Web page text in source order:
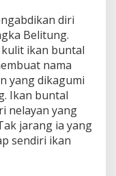
diri
Belitung.
ikan buntal
nama
yang dikagumi
Ikan buntal
nelayan yang
jarang ia yang
sendiri ikan